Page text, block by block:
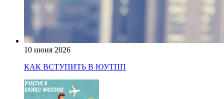
10 июня 2026
КАК ВСТУПИТЬ В ЮУТПП